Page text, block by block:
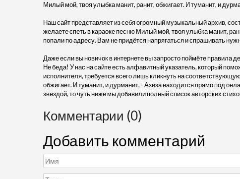
Милый мой, твоя улыбка манит, ранит, обжигает. И туманит, и
Наш сайт представляет из себя огромный музыкальный архив,
желаете спеть в караоке песню Милый мой, твоя улыбка манит,
попали по адресу. Вам не придётся напрягаться и спрашивать
Даже если вы новичок в интернете вы запросто поймёте правила
Не беда! У нас на сайте есть алфавитный указатель, который
исполнителя, требуется всего лишь кликнуть на
обжигает. И туманит, и дурманит, - Азиза находится прямо под
звездой, то чуть ниже мы добавили полный список авторских
Комментарии (0)
Добавить комментарий